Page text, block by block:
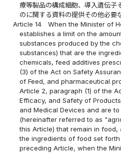
療等製品の構成細胞、導入遺伝子
のに関する資料の提供その他必要
Article 14
When the Minister of
establishes a limit on the
substances produced by the
substances) that are the
chemicals, feed additives
(3) of the Act on Safety
of Feed, and pharmaceutical
Article 2, paragraph (1) of the
Efficacy, and Safety of
and Medical Devices and are
(hereinafter referred to as
this Article) that remain in
the ingredients of food set
preceding Article, when the